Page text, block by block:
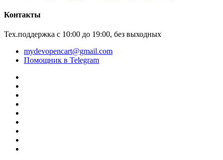
Контакты
Тех.поддержка с 10:00 до 19:00, без выходных
mydevopencart@gmail.com
Помощник в Telegram